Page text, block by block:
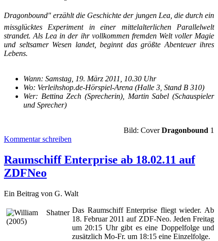
Dragonbound" erzählt die Geschichte der jungen Lea, die durch ein
missglücktes Experiment in einer mittelalterlichen Parallelwelt
strandet. Als Lea in der ihr vollkommen fremden Welt voller Magie
und seltsamer Wesen landet, beginnt das größte Abenteuer ihres
Lebens.
Wann: Samstag, 19. März 2011, 10.30 Uhr
Wo: Verleihshop.de-Hörspiel-Arena (Halle 3, Stand B 310)
Wer: Bettina Zech (Sprecherin), Martin Sabel (Schauspieler
und Sprecher)
Bild: CoverDragonbound 1
Kommentar schreiben
Raumschiff Enterprise ab 18.02.11 auf
ZDFNeo
Ein Beitrag von G. Walt
Das Raumschiff Enterprise fliegt wieder. Ab
18. Februar 2011 auf ZDF-Neo. Jeden Freitag
um 20:15 Uhr gibt es eine Doppelfolge und
zusätzlich Mo-Fr. um 18:15 eine Einzelfolge.